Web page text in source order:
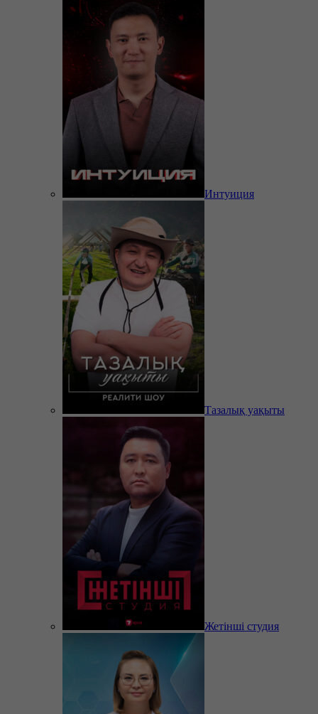
Интуиция
Тазалық уақыты
Жетінші студия